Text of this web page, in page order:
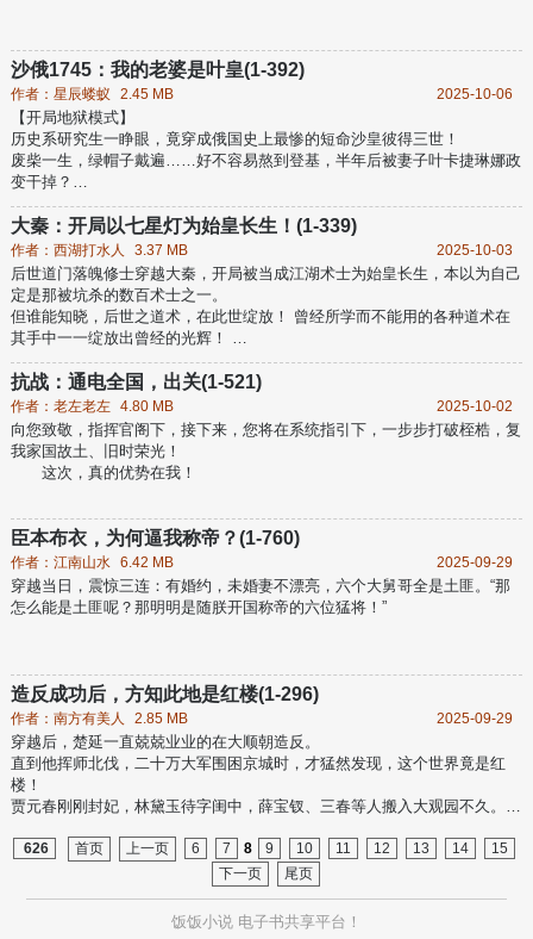
沙俄1745：我的老婆是叶皇(1-392)
作者：星辰蝼蚁 2.45 MB 2025-10-06
【开局地狱模式】
历史系研究生一睁眼，竟穿成俄国史上最惨的短命沙皇彼得三世！
废柴一生，绿帽子戴遍……好不容易熬到登基，半年后被妻子叶卡捷琳娜政
变干掉？
【这一世，我命由我不由她】
边在封地种田养军队，边把俄国宫斗玩转——
若干年后：
彼得三世：假如我能够活到二百岁，全欧洲都将匍匐在我的脚下！
叶皇二世：你！抢了！！我的台词！！！
大秦：开局以七星灯为始皇长生！(1-339)
作者：西湖打水人 3.37 MB 2025-10-03
后世道门落魄修士穿越大秦，开局被当成江湖术士为始皇长生，本以为自己
定是那被坑杀的数百术士之一。
但谁能知晓，后世之道术，在此世绽放！ 曾经所学而不能用的各种道术在
其手中一一绽放出曾经的光辉！
以七星续命之术为始皇长生！ 将黄巾力士之术赐予战将纵横捭阖！
当道术再次绽放出它的光辉之时，道门，终将崛起！
吾为道门魁首！ 镇大秦，吞天下！
抗战：通电全国，出关(1-521)
作者：老左老左 4.80 MB 2025-10-02
向您致敬，指挥官阁下，接下来，您将在系统指引下，一步步打破桎梏，复
我家国故土、旧时荣光！
这次，真的优势在我！
臣本布衣，为何逼我称帝？(1-760)
作者：江南山水 6.42 MB 2025-09-29
穿越当日，震惊三连：有婚约，未婚妻不漂亮，六个大舅哥全是土匪。“那
怎么能是土匪呢？那明明是随朕开国称帝的六位猛将！”
造反成功后，方知此地是红楼(1-296)
作者：南方有美人 2.85 MB 2025-09-29
穿越后，楚延一直兢兢业业的在大顺朝造反。
直到他挥师北伐，二十万大军围困京城时，才猛然发现，这个世界竟是红
楼！
贾元春刚刚封妃，林黛玉待字闺中，薛宝钗、三春等人搬入大观园不久。
金陵十二钗风华正茂，十二副钗娇俏可人。
攻入京城，楚延登基称帝，并很快下了一道圣旨：
贾、林、薛、史等罪官女眷，皆没入掖庭。
626 首页 上一页 6 7 8 9 10 11 12 13 14
15
下一页
尾页
饭饭小说 电子书共享平台！